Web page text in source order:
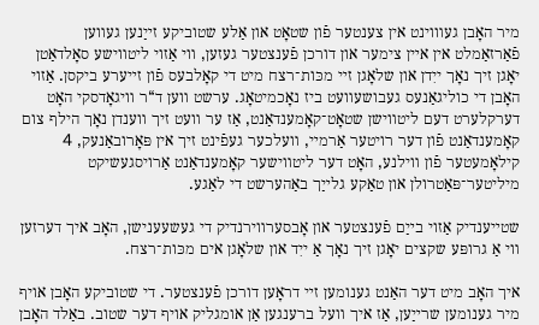
מיר האָבן געװוינט אין צענטער פֿון שטאָט און אַלע שטוביקע זײַנען געװען
פֿאַרזאַמלט אין אײן צימער און דורכן פֿענצטער געזען, װי אַזוי ליטװישע סאָלדאַטן
יאָגן זיך נאָך ייִדן און שלאָגן זײ מכּות־רצח מיט די קאָלבעס פֿון זײערע ביקסן. אַזוי
האָבן די כוליגאַנעס געבושעװעט ביז נאָכמיטאָג. ערשט װען ד“ר װיגאָדסקי האָט
דערקלערט דעם ליטװישן שטאָט־קאָמענדאַנט, אַז ער װעט זיך װענדן נאָך הילף צום
קאָמענדאַנט פֿון דער רויטער אַרמײ, װעלכער געפֿינט זיך אין פּאָרובאַנעק, 4
קילאָמעטער פֿון װילנע, האָט דער ליטװישער קאָמענדאַנט אַרויסגעשיקט
מיליטער־פּאַטרולן און טאַקע גלײַך באַהערשט די לאַגע.
שטײענדיק אַזוי בײַם פֿענצטער און אָבסערװירנדיק די געשעענישן, האָב איך דערזען
װי אַ גרופּע שקצים יאָגן זיך נאָך אַ ייִד און שלאָגן אים מכּות־רצח.
איך האָב מיט דער האַנט גענומען זײ דראָען דורכן פֿענצטער. די שטוביקע האָבן אויף
מיר גענומען שרײַען, אַז איך װעל ברענגען אַן אומגליק אויף דער שטוב. באַלד האָבן